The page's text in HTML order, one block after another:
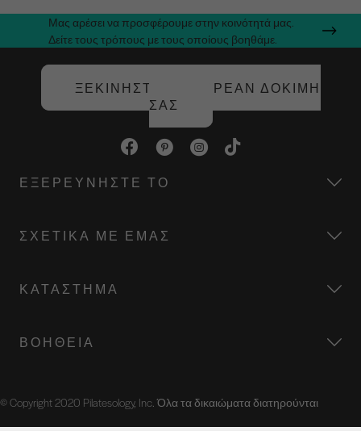
Μας αρέσει να προσφέρουμε στην κοινότητά μας.
Δείτε τους τρόπους με τους οποίους βοηθάμε.
ΞΕΚΙΝΉΣΤΕ ΤΗ ΔΩΡΕΆΝ ΔΟΚΙΜΉ
ΣΑΣ
ΕΞΕΡΕΥΝΉΣΤΕ ΤΟ
ΣΧΕΤΙΚΆ ΜΕ ΕΜΆΣ
ΚΑΤΆΣΤΗΜΑ
ΒΟΉΘΕΙΑ
© Copyright 2020 Pilatesology, Inc. Όλα τα δικαιώματα διατηρούνται